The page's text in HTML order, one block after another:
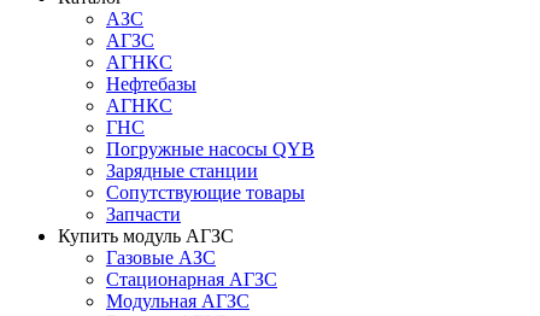
АЗС
АГЗС
АГНКС
Нефтебазы
АГНКС
ГНС
Погружные насосы QYB
Зарядные станции
Сопутствующие товары
Запчасти
Купить модуль АГЗС
Газовые АЗС
Стационарная АГЗС
Модульная АГЗС